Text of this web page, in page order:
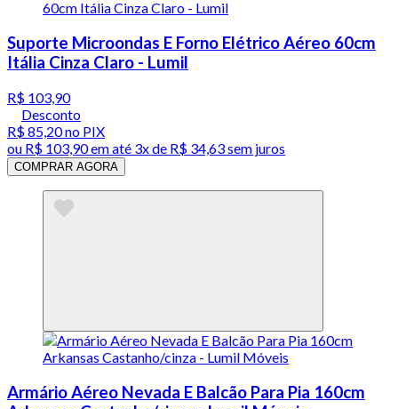
Suporte Microondas E Forno Elétrico Aéreo 60cm
Itália Cinza Claro - Lumil
R$ 103,90
Desconto
R$ 85,20no PIX
ou R$ 103,90em até 3x de R$ 34,63 sem juros
COMPRAR AGORA
Armário Aéreo Nevada E Balcão Para Pia 160cm